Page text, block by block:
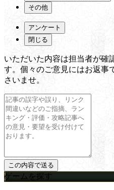
その他
アンケート
閉じる
いただいた内容は担当者が確
す。個々のご意見にはお返事
さいませ。
ゲームを探す